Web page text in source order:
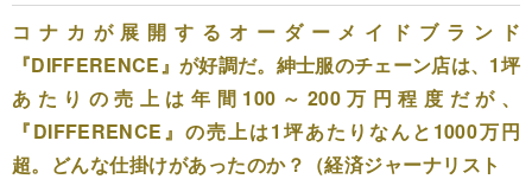
コナカが展開するオーダーメイドブランド
『DIFFERENCE』が好調だ。紳士服のチェーン店は、1坪
あたりの売上は年間100～200万円程度だが、
『DIFFERENCE』の売上は1坪あたりなんと1000万円
超。どんな仕掛けがあったのか？（経済ジャーナリスト